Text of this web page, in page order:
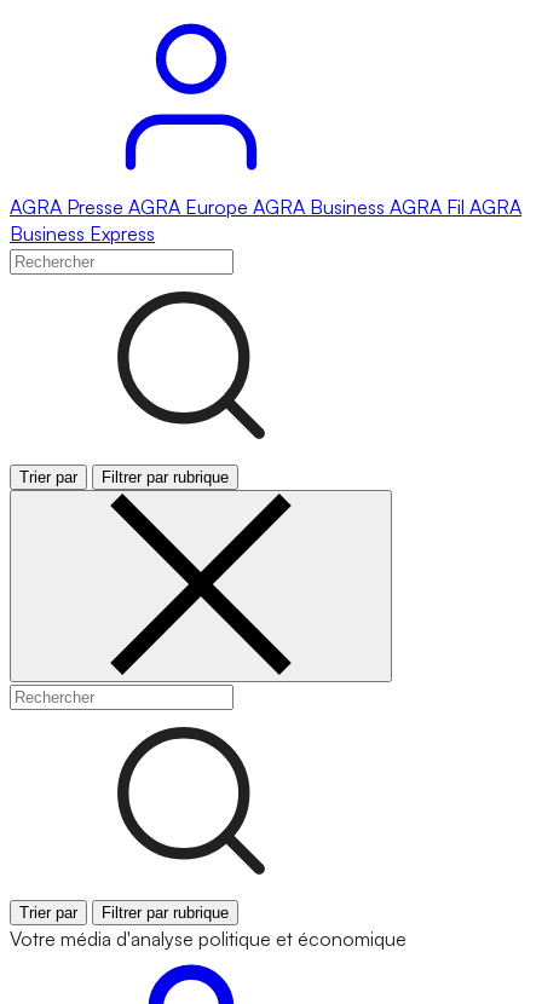
AGRA Presse AGRA Europe AGRA Business AGRA Fil AGRA
Business Express
Trier par Filtrer par rubrique
Trier par Filtrer par rubrique
Votre média d'analyse politique et économique